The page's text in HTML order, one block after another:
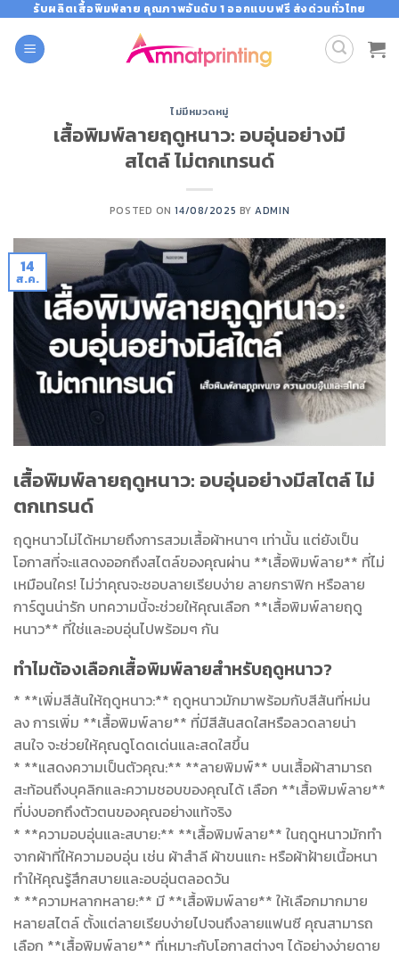
content
รับผลิตเสื้อพิมพ์ลาย คุณภาพอันดับ 1 ออกแบบฟรี ส่งด่วนทั่วไทย
ไม่มีหมวดหมู่
เสื้อพิมพ์ลายฤดูหนาว: อบอุ่นอย่างมี
สไตล์ ไม่ตกเทรนด์
POSTED ON14/08/2025 BYADMIN
14
ส.ค.
เสื้อพิมพ์ลายฤดูหนาว: อบอุ่นอย่างมีสไตล์ ไม่
ตกเทรนด์
ฤดูหนาวไม่ได้หมายถึงการสวมเสื้อผ้าหนาๆ เท่านั้น แต่ยังเป็น
โอกาสที่จะแสดงออกถึงสไตล์ของคุณผ่าน **เสื้อพิมพ์ลาย** ที่ไม่
เหมือนใคร! ไม่ว่าคุณจะชอบลายเรียบง่าย ลายกราฟิก หรือลาย
การ์ตูนน่ารัก บทความนี้จะช่วยให้คุณเลือก **เสื้อพิมพ์ลายฤดู
หนาว** ที่ใช่และอบอุ่นไปพร้อมๆ กัน
ทำไมต้องเลือกเสื้อพิมพ์ลายสำหรับฤดูหนาว?
* **เพิ่มสีสันให้ฤดูหนาว:** ฤดูหนาวมักมาพร้อมกับสีสันที่หม่น
ลง การเพิ่ม **เสื้อพิมพ์ลาย** ที่มีสีสันสดใสหรือลวดลายน่า
สนใจ จะช่วยให้คุณดูโดดเด่นและสดใสขึ้น
* **แสดงความเป็นตัวคุณ:** **ลายพิมพ์** บนเสื้อผ้าสามารถ
สะท้อนถึงบุคลิกและความชอบของคุณได้ เลือก **เสื้อพิมพ์ลาย**
ที่บ่งบอกถึงตัวตนของคุณอย่างแท้จริง
* **ความอบอุ่นและสบาย:** **เสื้อพิมพ์ลาย** ในฤดูหนาวมักทำ
จากผ้าที่ให้ความอบอุ่น เช่น ผ้าสำลี ผ้าขนแกะ หรือผ้าฝ้ายเนื้อหนา
ทำให้คุณรู้สึกสบายและอบอุ่นตลอดวัน
* **ความหลากหลาย:** มี **เสื้อพิมพ์ลาย** ให้เลือกมากมาย
หลายสไตล์ ตั้งแต่ลายเรียบง่ายไปจนถึงลายแฟนซี คุณสามารถ
เลือก **เสื้อพิมพ์ลาย** ที่เหมาะกับโอกาสต่างๆ ได้อย่างง่ายดาย